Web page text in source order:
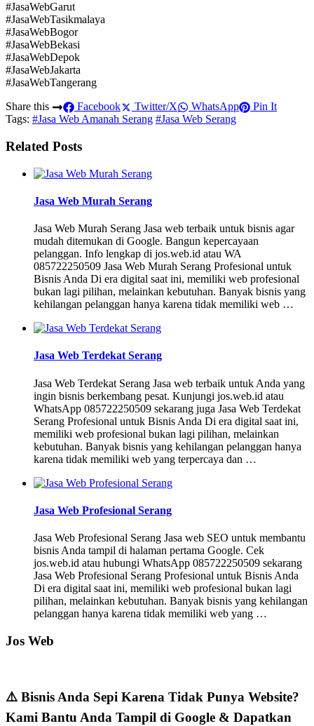
#JasaWebGarut
#JasaWebTasikmalaya
#JasaWebBogor
#JasaWebBekasi
#JasaWebDepok
#JasaWebJakarta
#JasaWebTangerang
Share this
Facebook Twitter/X WhatsApp
Pin It
Tags: #Jasa Web Amanah Serang #Jasa Web Serang
Related Posts
Jasa Web Murah Serang
Jasa Web Murah Serang Jasa web terbaik untuk bisnis agar
mudah ditemukan di Google. Bangun kepercayaan
pelanggan. Info lengkap di jos.web.id atau WA
085722250509 Jasa Web Murah Serang Profesional untuk
Bisnis Anda Di era digital saat ini, memiliki web profesional
bukan lagi pilihan, melainkan kebutuhan. Banyak bisnis yang
kehilangan pelanggan hanya karena tidak memiliki web …
Jasa Web Terdekat Serang
Jasa Web Terdekat Serang Jasa web terbaik untuk Anda yang
ingin bisnis berkembang pesat. Kunjungi jos.web.id atau
WhatsApp 085722250509 sekarang juga Jasa Web Terdekat
Serang Profesional untuk Bisnis Anda Di era digital saat ini,
memiliki web profesional bukan lagi pilihan, melainkan
kebutuhan. Banyak bisnis yang kehilangan pelanggan hanya
karena tidak memiliki web yang terpercaya dan …
Jasa Web Profesional Serang
Jasa Web Profesional Serang Jasa web SEO untuk membantu
bisnis Anda tampil di halaman pertama Google. Cek
jos.web.id atau hubungi WhatsApp 085722250509 sekarang
Jasa Web Profesional Serang Profesional untuk Bisnis Anda
Di era digital saat ini, memiliki web profesional bukan lagi
pilihan, melainkan kebutuhan. Banyak bisnis yang kehilangan
pelanggan hanya karena tidak memiliki web yang …
Jos Web
⚠️ Bisnis Anda Sepi Karena Tidak Punya Website?
Kami Bantu Anda Tampil di Google & Dapatkan